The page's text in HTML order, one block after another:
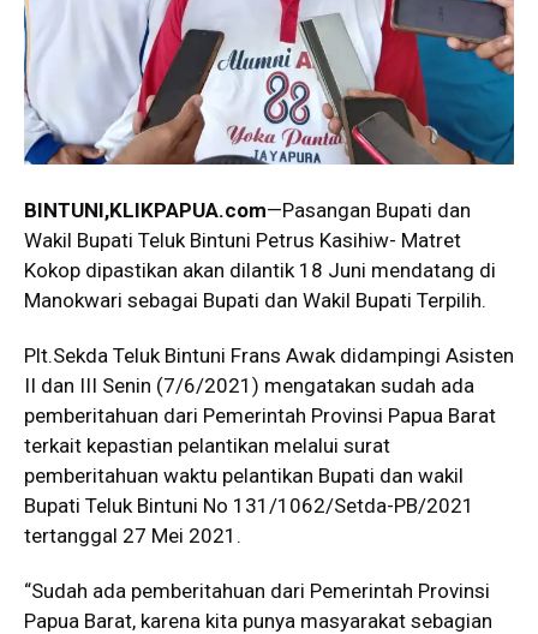
BINTUNI,KLIKPAPUA.com—Pasangan Bupati dan
Wakil Bupati Teluk Bintuni Petrus Kasihiw- Matret
Kokop dipastikan akan dilantik 18 Juni mendatang di
Manokwari sebagai Bupati dan Wakil Bupati Terpilih.
Plt.Sekda Teluk Bintuni Frans Awak didampingi Asisten
II dan III Senin (7/6/2021) mengatakan sudah ada
pemberitahuan dari Pemerintah Provinsi Papua Barat
terkait kepastian pelantikan melalui surat
pemberitahuan waktu pelantikan Bupati dan wakil
Bupati Teluk Bintuni No 131/1062/Setda-PB/2021
tertanggal 27 Mei 2021.
“Sudah ada pemberitahuan dari Pemerintah Provinsi
Papua Barat, karena kita punya masyarakat sebagian